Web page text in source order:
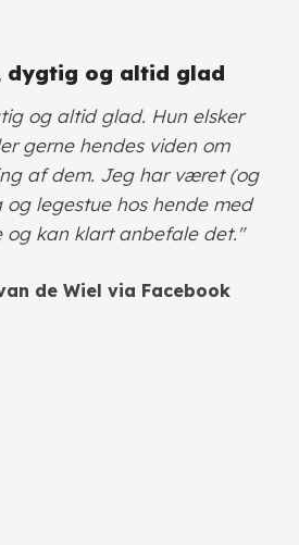
dygtig og altid glad
og altid glad. Hun elsker
gerne hendes viden om
af dem. Jeg har været (og
legestue hos hende med
og kan klart anbefale det."
de Wiel via Facebook